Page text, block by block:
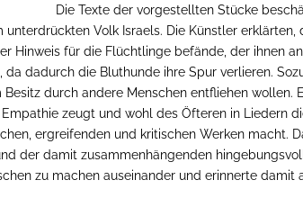
Die Texte der vorgestellten Stücke
unterdrückten Volk Israels. Die Künstler
Hinweis für die Flüchtlinge befände, der ihnen
da dadurch die Bluthunde ihre Spur verlieren.
durch andere Menschen entfliehen wollen.
zeugt und wohl des Öfteren in Liedern
ergreifenden und kritischen Werken macht.
der damit zusammenhängenden
zu machen auseinander und erinnerte